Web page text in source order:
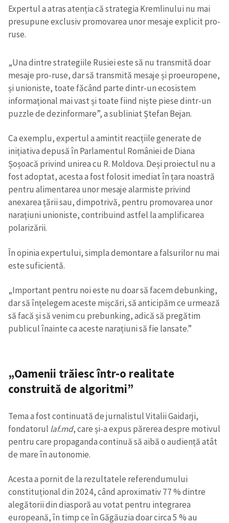
Expertul a atras atenția că strategia Kremlinului nu mai
presupune exclusiv promovarea unor mesaje explicit pro-
ruse.
„Una dintre strategiile Rusiei este să nu transmită doar
mesaje pro-ruse, dar să transmită mesaje și proeuropene,
și unioniste, toate făcând parte dintr-un ecosistem
informațional mai vast și toate fiind niște piese dintr-un
puzzle de dezinformare”, a subliniat Ștefan Bejan.
Ca exemplu, expertul a amintit reacțiile generate de
inițiativa depusă în Parlamentul României de Diana
Șoșoacă privind unirea cu R. Moldova. Deși proiectul nu a
fost adoptat, acesta a fost folosit imediat în țara noastră
pentru alimentarea unor mesaje alarmiste privind
anexarea țării sau, dimpotrivă, pentru promovarea unor
narațiuni unioniste, contribuind astfel la amplificarea
polarizării.
În opinia expertului, simpla demontare a falsurilor nu mai
este suficientă.
„Important pentru noi este nu doar să facem debunking,
dar să înțelegem aceste mișcări, să anticipăm ce urmează
să facă și să venim cu prebunking, adică să pregătim
publicul înainte ca aceste narațiuni să fie lansate.”
„Oamenii trăiesc într-o realitate
construită de algoritmi”
Tema a fost continuată de jurnalistul Vitalii Gaidarji,
fondatorul laf.md, care și-a expus părerea despre motivul
pentru care propaganda continuă să aibă o audiență atât
de mare în autonomie.
Acesta a pornit de la rezultatele referendumului
constituțional din 2024, când aproximativ 77 % dintre
alegătorii din diasporă au votat pentru integrarea
europeană, în timp ce în Găgăuzia doar circa 5 % au